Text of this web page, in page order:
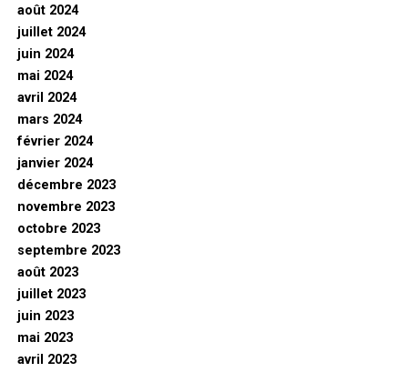
août 2024
juillet 2024
juin 2024
mai 2024
avril 2024
mars 2024
février 2024
janvier 2024
décembre 2023
novembre 2023
octobre 2023
septembre 2023
août 2023
juillet 2023
juin 2023
mai 2023
avril 2023